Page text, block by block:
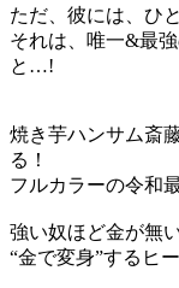
ただ、彼には、ひ
それは、唯一&最
と…!
焼き芋ハンサム斎
る！
フルカラーの令和
強い奴ほど金が無
“金で変身”するヒ